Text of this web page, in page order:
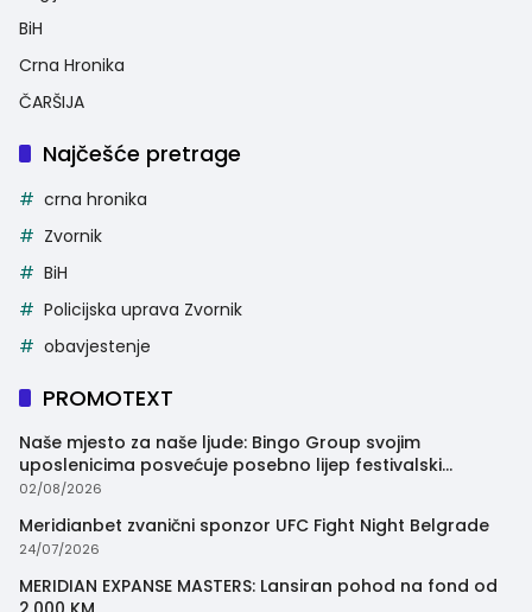
BiH
Crna Hronika
ČARŠIJA
Najčešće pretrage
crna hronika
Zvornik
BiH
Policijska uprava Zvornik
obavjestenje
PROMOTEXT
Naše mjesto za naše ljude: Bingo Group svojim
uposlenicima posvećuje posebno lijep festivalski
trenutak
02/08/2026
Meridianbet zvanični sponzor UFC Fight Night Belgrade
24/07/2026
MERIDIAN EXPANSE MASTERS: Lansiran pohod na fond od